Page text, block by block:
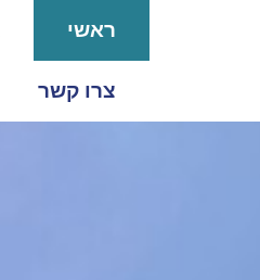
ראשי
צרו קשר